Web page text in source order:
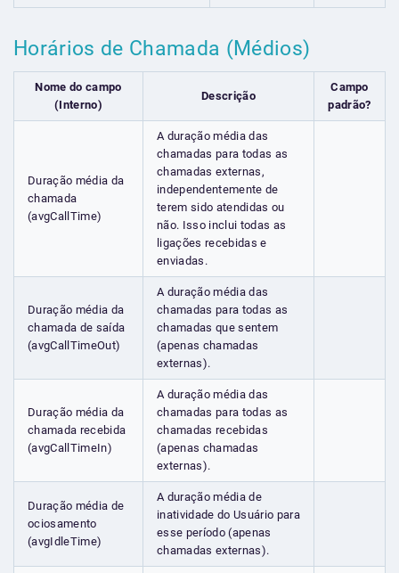
Horários de Chamada (Médios)
Nome do campo
(Interno)
Descrição
Campo
padrão?
Duração média da
chamada
(avgCallTime)
A duração média das
chamadas para todas as
chamadas externas,
independentemente de
terem sido atendidas ou
não. Isso inclui todas as
ligações recebidas e
enviadas.
Duração média da
chamada de saída
(avgCallTimeOut)
A duração média das
chamadas para todas as
chamadas que sentem
(apenas chamadas
externas).
Duração média da
chamada recebida
(avgCallTimeIn)
A duração média das
chamadas para todas as
chamadas recebidas
(apenas chamadas
externas).
Duração média de
ociosamento
(avgIdleTime)
A duração média de
inatividade do Usuário para
esse período (apenas
chamadas externas).